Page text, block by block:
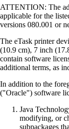
ATTENTION: The
applicable for the
versions 080.001 or
The eTask printer
(10.9 cm), 7 inch
contain software
additional terms, as
In addition to the
("Oracle") software
Java
modifying, or
subpackages